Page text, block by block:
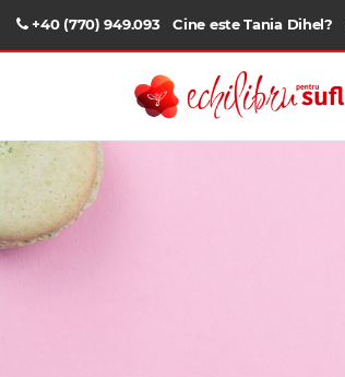
+40 (770) 949.093 Cine este Tania Dihel?